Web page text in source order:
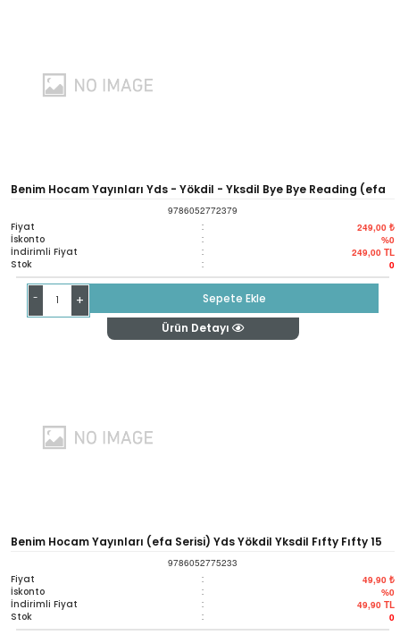
Benim Hocam Yayınları Yds - Yökdil - Yksdil Bye Bye Reading (efa
Serisi)
9786052772379
Fiyat : 249,00 ₺
İskonto : %0
İndirimli Fiyat : 249,00 TL
Stok : 0
- +
Sepete Ekle
Ürün Detayı
Benim Hocam Yayınları (efa Serisi) Yds Yökdil Yksdil Fıfty Fıfty 15
Mini Deneme
9786052775233
Fiyat : 49,90 ₺
İskonto : %0
İndirimli Fiyat : 49,90 TL
Stok : 0